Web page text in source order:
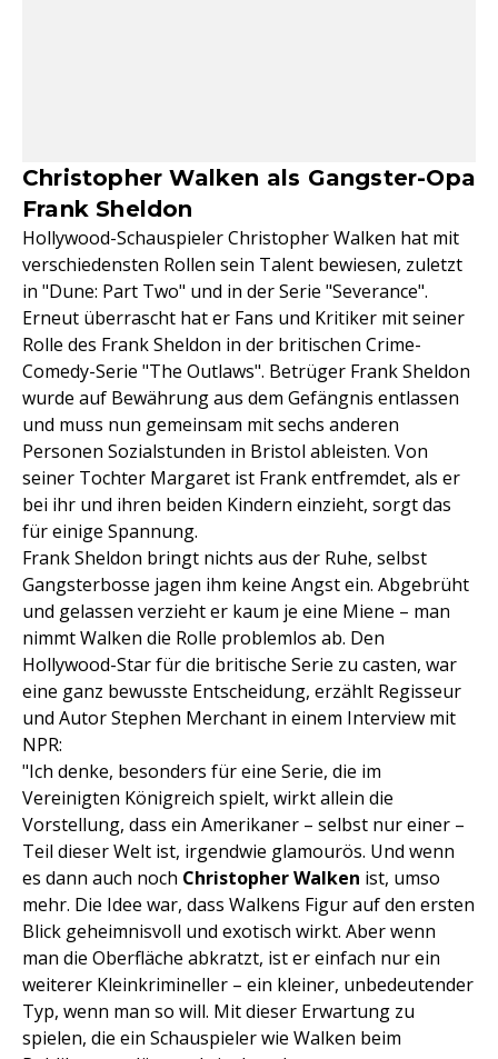
Christopher Walken als Gangster-Opa
Frank Sheldon
Hollywood-Schauspieler Christopher Walken hat mit
verschiedensten Rollen sein Talent bewiesen, zuletzt
in "Dune: Part Two" und in der Serie "Severance".
Erneut überrascht hat er Fans und Kritiker mit seiner
Rolle des Frank Sheldon in der britischen Crime-
Comedy-Serie "The Outlaws". Betrüger Frank Sheldon
wurde auf Bewährung aus dem Gefängnis entlassen
und muss nun gemeinsam mit sechs anderen
Personen Sozialstunden in Bristol ableisten. Von
seiner Tochter Margaret ist Frank entfremdet, als er
bei ihr und ihren beiden Kindern einzieht, sorgt das
für einige Spannung.
Frank Sheldon bringt nichts aus der Ruhe, selbst
Gangsterbosse jagen ihm keine Angst ein. Abgebrüht
und gelassen verzieht er kaum je eine Miene – man
nimmt Walken die Rolle problemlos ab. Den
Hollywood-Star für die britische Serie zu casten, war
eine ganz bewusste Entscheidung, erzählt Regisseur
und Autor Stephen Merchant in einem Interview mit
NPR:
"Ich denke, besonders für eine Serie, die im
Vereinigten Königreich spielt, wirkt allein die
Vorstellung, dass ein Amerikaner – selbst nur einer –
Teil dieser Welt ist, irgendwie glamourös. Und wenn
es dann auch noch Christopher Walken ist, umso
mehr. Die Idee war, dass Walkens Figur auf den ersten
Blick geheimnisvoll und exotisch wirkt. Aber wenn
man die Oberfläche abkratzt, ist er einfach nur ein
weiterer Kleinkrimineller – ein kleiner, unbedeutender
Typ, wenn man so will. Mit dieser Erwartung zu
spielen, die ein Schauspieler wie Walken beim